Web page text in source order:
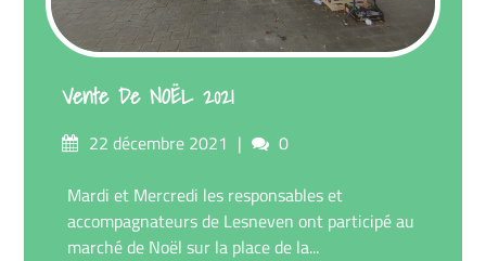
Vente De NOËL 2021
Posté22 décembre 2021 commentaires
0
Mardi et Mercredi les responsables et
accompagnateurs de Lesneven ont participé au
marché de Noël sur la place de la...